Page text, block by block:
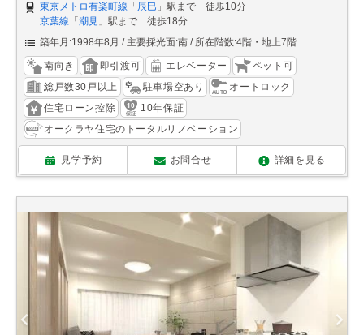
東京メトロ有楽町線 「 辰巳 」駅まで 徒歩10分
京葉線 「 潮見 」駅まで 徒歩18分
築年月:1998年8月
主要採光面:南 所在階数:4階・地上7階
南向き 即引渡可 エレベーター
ペット可
総戸数30戸以上
駐車場空あり
オートロック
住宅ローン控除
10年保証
オークラヤ住宅のトータルリノベーション
見学予約 お問合せ 詳細を見る